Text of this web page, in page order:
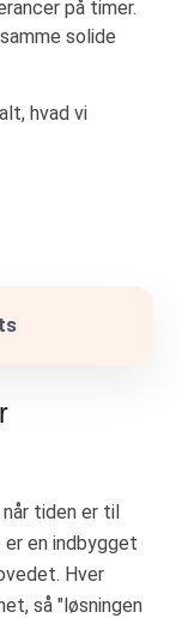
på timer.
solide
hvad vi
tiden er til
en indbygget
Hver
så "løsningen